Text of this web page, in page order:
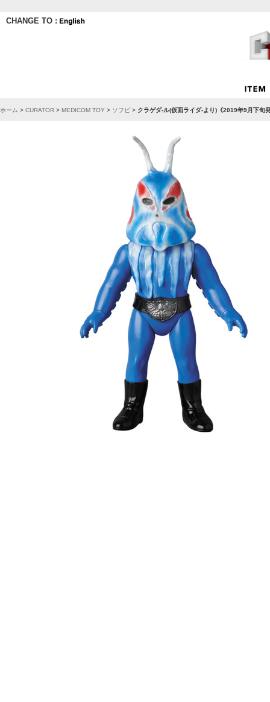
CHANGE TO :
ホーム > CURATOR > MEDICOM TOY > ソフビ > クラゲダ-ル(仮面ライダ-より)《2019年9月下旬